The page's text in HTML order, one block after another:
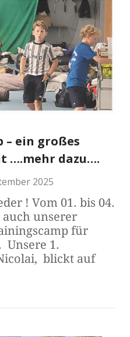
– ein großes
….mehr dazu….
2025
! Vom 01. bis 04.
auch unserer
für
1.
blickt auf